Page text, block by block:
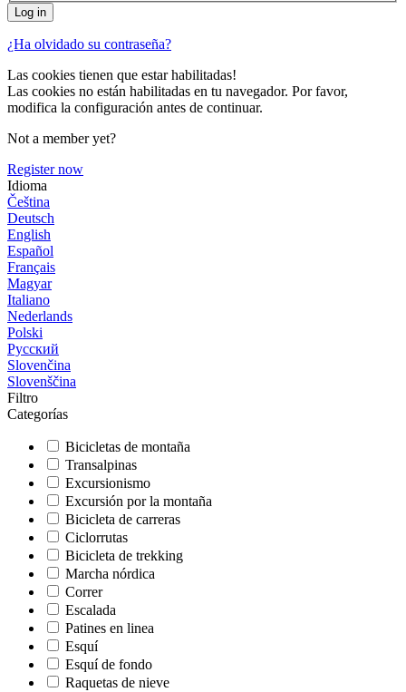
¿Ha olvidado su contraseña?
Las cookies tienen que estar habilitadas!
Las cookies no están habilitadas en tu navegador. Por favor,
modifica la configuración antes de continuar.
Not a member yet?
Register now
Idioma
Čeština
Deutsch
English
Español
Français
Magyar
Italiano
Nederlands
Polski
Русский
Slovenčina
Slovenščina
Filtro
Categorías
Bicicletas de montaña
Transalpinas
Excursionismo
Excursión por la montaña
Bicicleta de carreras
Ciclorrutas
Bicicleta de trekking
Marcha nórdica
Correr
Escalada
Patines en linea
Esquí
Esquí de fondo
Raquetas de nieve